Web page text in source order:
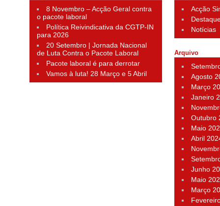
8 Novembro – Acção Geral contra
o pacote laboral
Política Reivindicativa da CGTP-IN
para 2026
20 Setembro | Jornada Nacional
de Luta Contra o Pacote Laboral
Pacote laboral é para derrotar
Vamos à luta! 28 Março e 5 Abril
Acção
Notícias
Arquivo
Agosto
Março
Janeiro
Outubro
Maio
Abril
Junho
Maio
Março